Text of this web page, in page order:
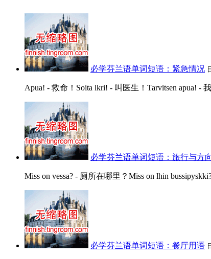
必学芬兰语单词短语：紧急情况
Apua! - 救命！Soita lkri! - 叫医生！Tarvitsen apua! -
必学芬兰语单词短语：旅行与方
Miss on vessa? - 厕所在哪里？Miss on lhin
必学芬兰语单词短语：餐厅用语